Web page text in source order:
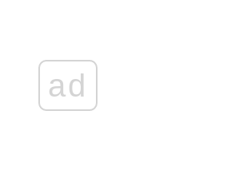
ad